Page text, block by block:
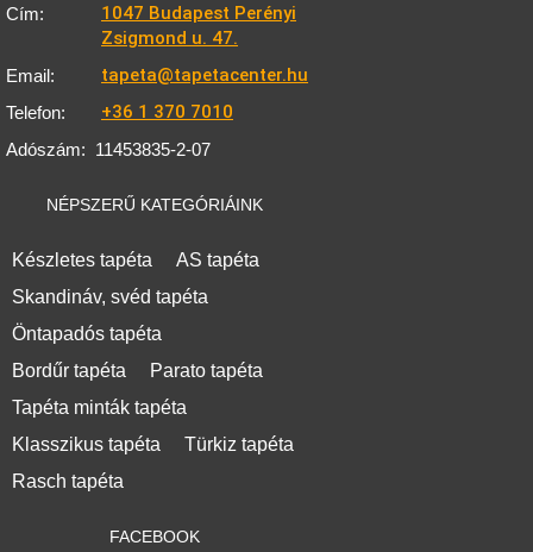
Cím:
1047 Budapest Perényi
Zsigmond u. 47.
Email: tapeta@tapetacenter.hu
Telefon: +36 1 370 7010
Adószám: 11453835-2-07
NÉPSZERŰ KATEGÓRIÁINK
Készletes tapéta
AS tapéta
Skandináv, svéd tapéta
Öntapadós tapéta
Bordűr tapéta
Parato tapéta
Tapéta minták tapéta
Klasszikus tapéta
Türkiz tapéta
Rasch tapéta
FACEBOOK